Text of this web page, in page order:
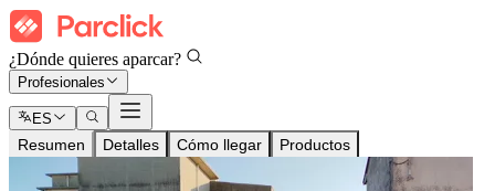
¿Dónde quieres aparcar?
Profesionales
ES
Resumen Detalles Cómo llegar Productos